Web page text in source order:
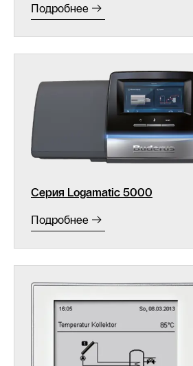
Подробнее
Серия Logamatic 5000
Подробнее